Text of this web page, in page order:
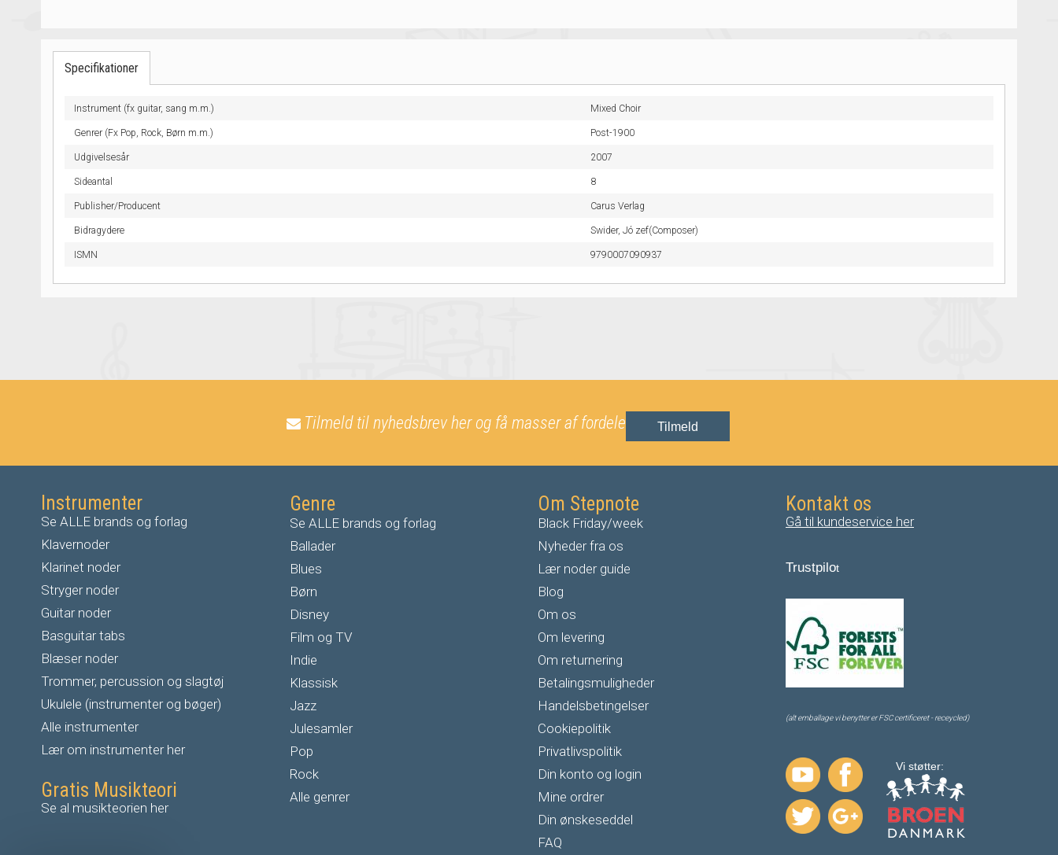
Specifikationer
Instrument (fx guitar, sang m.m.) Mixed Choir
Genrer (Fx Pop, Rock, Børn m.m.) Post-1900
Udgivelsesår 2007
Sideantal 8
Publisher/Producent Carus Verlag
Bidragydere Swider, Jó zef(Composer)
ISMN 9790007090937
Tilmeld til nyhedsbrev her og få masser af fordele Tilmeld
Instrumenter
Se ALLE brands og forlag
Klavernoder
Klarinet noder
Stryger noder
Guitar noder
Basguitar tabs
Blæser noder
Trommer, percussion og slagtøj
Ukulele (instrumenter og bøger)
Alle instrumenter
Lær om instrumenter her
Gratis Musikteori
Se al musikteorien her
Genre
Se ALLE brands og forlag
Ballader
Blues
Børn
Disney
Film og TV
Indie
Klassisk
Jazz
Julesamler
Pop
Rock
Alle genrer
Om Stepnote
Black Friday/week
Nyheder fra os
Lær noder guide
Blog
Om os
Om levering
Om returnering
Betalingsmuligheder
Handelsbetingelser
Cookiepolitik
Privatlivspolitik
Din konto og login
Mine ordrer
Din ønskeseddel
FAQ
Kontakt os
Gå til kundeservice her
Trustpilot
(alt emballage vi benytter er FSC certificeret - receycled)
Vi støtter: